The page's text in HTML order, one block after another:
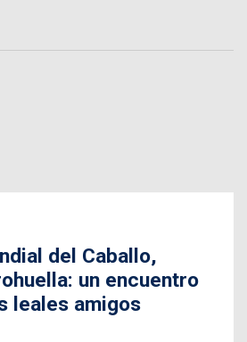
del Caballo,
un encuentro
leales amigos